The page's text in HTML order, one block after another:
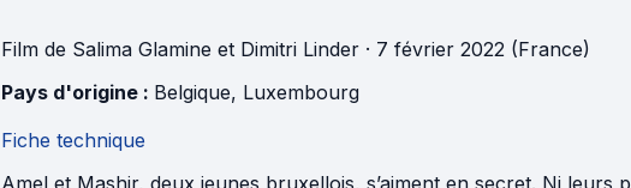
Film de Salima Glamine et Dimitri Linder · 7 février 2022 (France)
Pays d'origine : Belgique, Luxembourg
Fiche technique
Amel et Mashir, deux jeunes bruxellois, s’aiment en secret. Ni leurs